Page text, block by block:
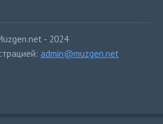
- 2024
admin@muzgen.net